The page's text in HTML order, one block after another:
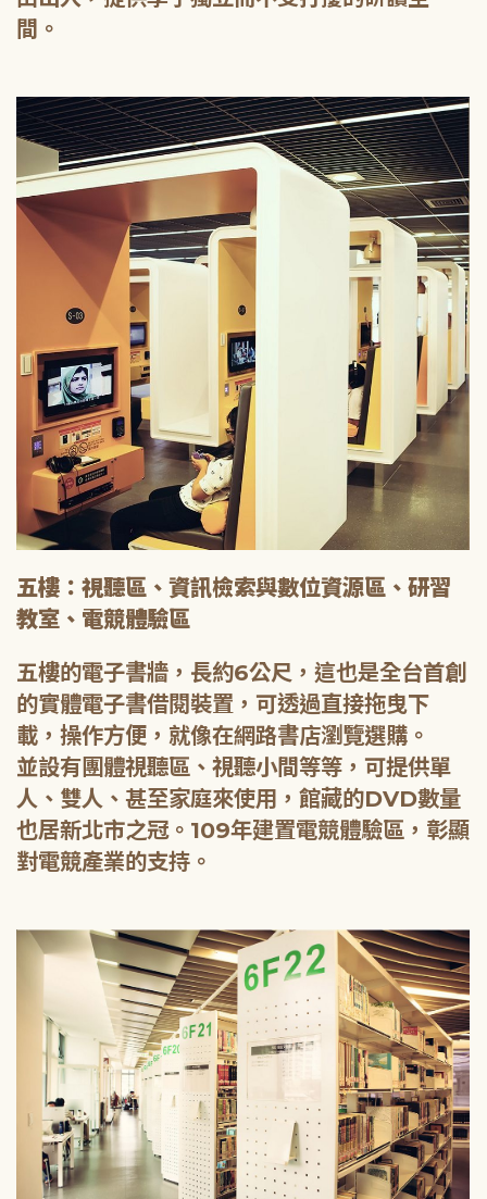
間。
五樓：視聽區、資訊檢索與數位資源區、研習
教室、電競體驗區
五樓的電子書牆，長約6公尺，這也是全台首創
的實體電子書借閱裝置，可透過直接拖曳下
載，操作方便，就像在網路書店瀏覽選購。
並設有團體視聽區、視聽小間等等，可提供單
人、雙人、甚至家庭來使用，館藏的DVD數量
也居新北市之冠。109年建置電競體驗區，彰顯
對電競產業的支持。